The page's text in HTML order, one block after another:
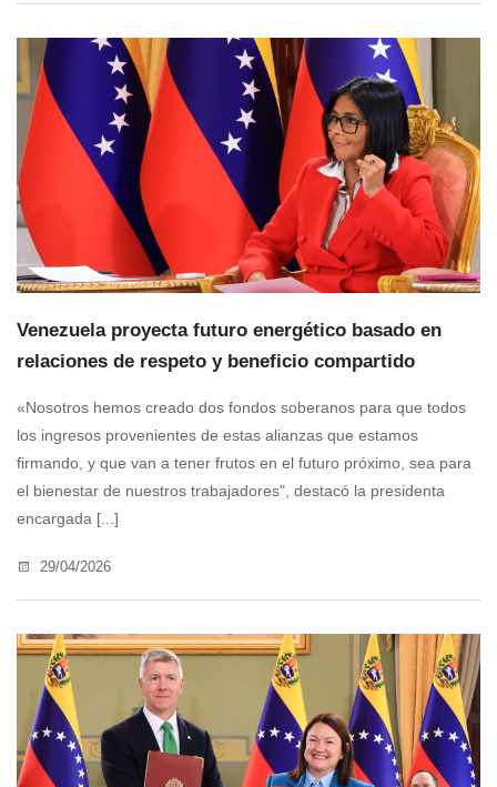
Venezuela proyecta futuro energético basado en
relaciones de respeto y beneficio compartido
«Nosotros hemos creado dos fondos soberanos para que todos
los ingresos provenientes de estas alianzas que estamos
firmando, y que van a tener frutos en el futuro próximo, sea para
el bienestar de nuestros trabajadores", destacó la presidenta
encargada [...]
29/04/2026